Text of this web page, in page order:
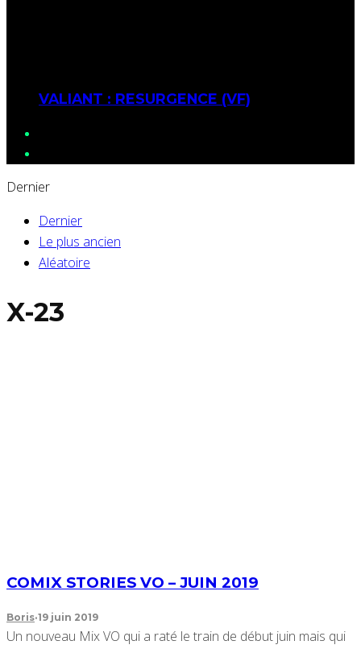
VALIANT : RESURGENCE (VF)
Dernier
Dernier
Le plus ancien
Aléatoire
X-23
COMIX STORIES VO – JUIN 2019
Boris·19 juin 2019
Un nouveau Mix VO qui a raté le train de début juin mais qui